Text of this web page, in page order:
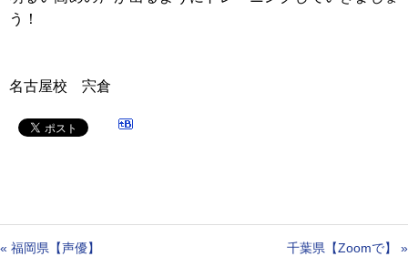
う！
名古屋校 宍倉
« 福岡県【声優】 千葉県【Zoomで】 »